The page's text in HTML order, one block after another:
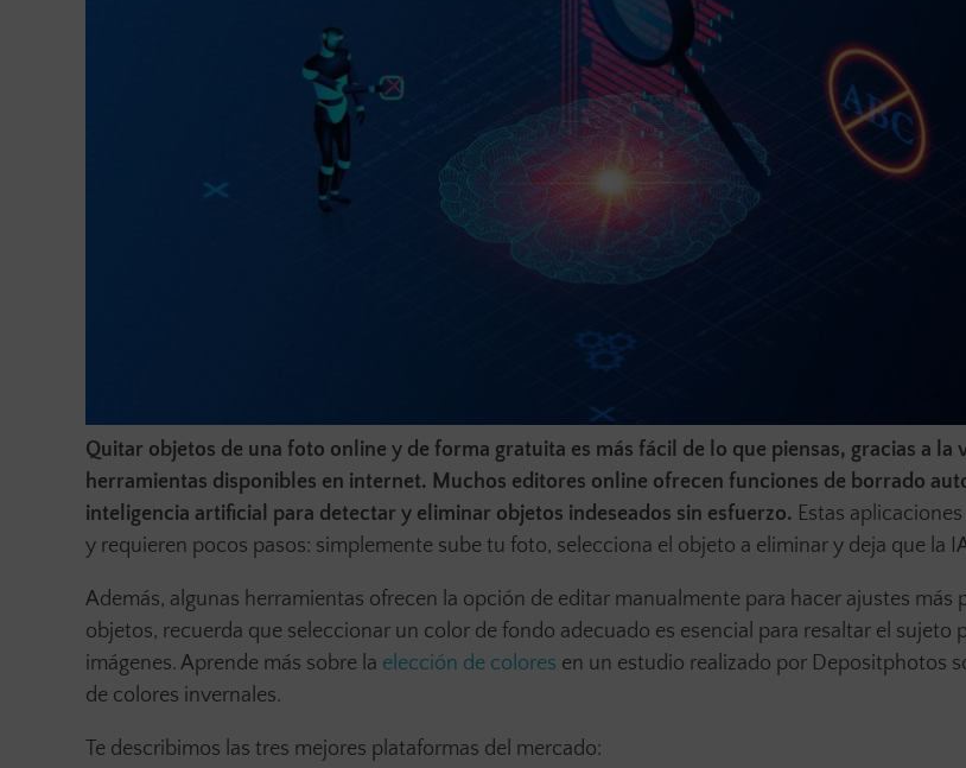
Quitar objetos de una foto online y de forma gratuita es más fácil de lo que piensas, gracias a la
herramientas disponibles en internet. Muchos editores online ofrecen funciones de borrado
inteligencia artificial para detectar y eliminar objetos indeseados sin esfuerzo. Estas
y requieren pocos pasos: simplemente sube tu foto, selecciona el objeto a eliminar y deja que la
Además, algunas herramientas ofrecen la opción de editar manualmente para hacer ajustes más
objetos, recuerda que seleccionar un color de fondo adecuado es esencial para resaltar el sujeto
imágenes. Aprende más sobre la elección de colores en un estudio realizado por Depositphotos
de colores invernales.
Te describimos las tres mejores plataformas del mercado: